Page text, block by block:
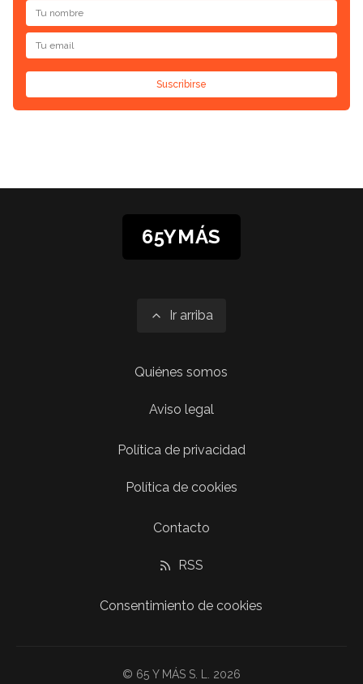
Suscribirse
65YMÁS
Ir arriba
Quiénes somos
Aviso legal
Política de privacidad
Política de cookies
Contacto
RSS
Consentimiento de cookies
© 65 Y MÁS S. L. 2026